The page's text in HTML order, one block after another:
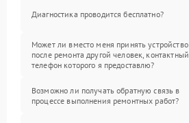
Диагностика проводится бесплатно?
Может ли вместо меня принять устройство
после ремонта другой человек, контактный
телефон которого я предоставлю?
Возможно ли получать обратную связь в
процессе выполнения ремонтных работ?